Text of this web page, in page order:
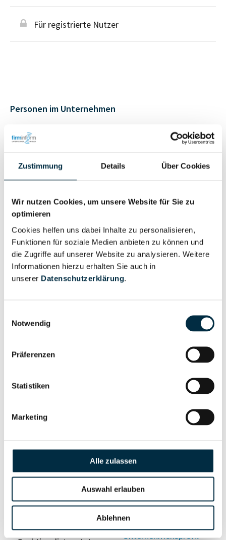
Zustimmung Details Über Cookies
Wir nutzen Cookies, um unsere Website für Sie zu
optimieren
Cookies helfen uns dabei Inhalte zu personalisieren,
Funktionen für soziale Medien anbieten zu können und
die Zugriffe auf unserer Website zu analysieren. Weitere
Informationen hierzu erhalten Sie auch in
unserer Datenschutzerklärung.
Notwendig
Präferenzen
Statistiken
Marketing
Alle zulassen
Auswahl erlauben
Ablehnen
Für registrierte Nutzer
Personen im Unternehmen
Geschäftsführer (1)
Für registrierte
Berechtigter
Unternehmensprofil
Eigentums- und Kontrollstruktur
Vollständiges
Wirtschaftlich
Vollständiges
Unternehmensprofil
Risikoinformationen
PEP- und
Unternehmensprofil